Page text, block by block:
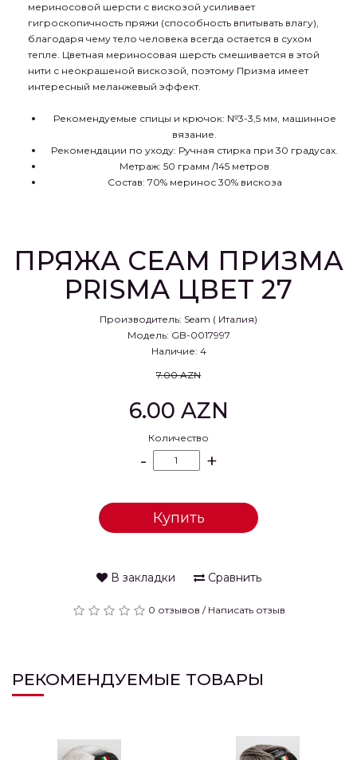
мериносовой шерсти с вискозой усиливает
гигроскопичность пряжи (способность впитывать влагу),
благодаря чему тело человека всегда остается в сухом
тепле. Цветная мериносовая шерсть смешивается в этой
нити с неокрашеной вискозой, поэтому Призма имеет
интересный меланжевый эффект.
Рекомендуемые спицы и крючок: №3-3,5 мм, машинное
вязание.
Рекомендации по уходу: Ручная стирка при 30 градусах.
Метраж: 50 грамм /145 метров
Состав: 70% меринос 30% вискоза
ПРЯЖА СЕАМ ПРИЗМА
PRISMA ЦВЕТ 27
Производитель: Seam ( Италия)
Модель: GB-0017997
Наличие: 4
7.00 AZN
6.00 AZN
Количество
- +
Купить
В закладки Сравнить
0 отзывов / Написать отзыв
РЕКОМЕНДУЕМЫЕ ТОВАРЫ